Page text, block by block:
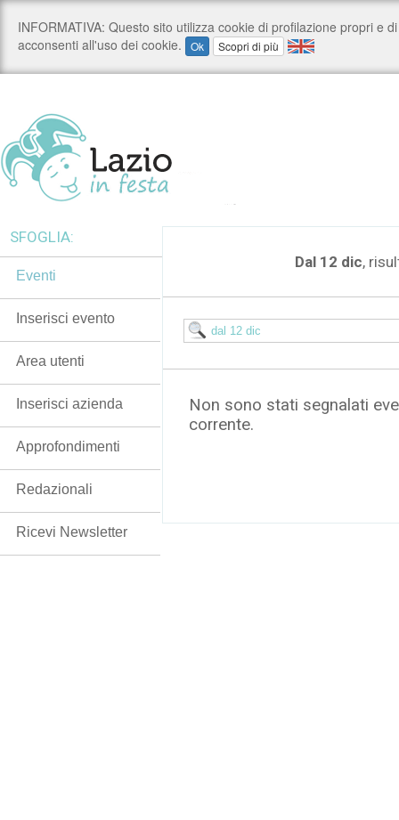
Dal 12 dic,
Non sono stati segnalati
corrente.
SFOGLIA:
Eventi
Inserisci evento
Area utenti
Inserisci azienda
Approfondimenti
Redazionali
Ricevi Newsletter